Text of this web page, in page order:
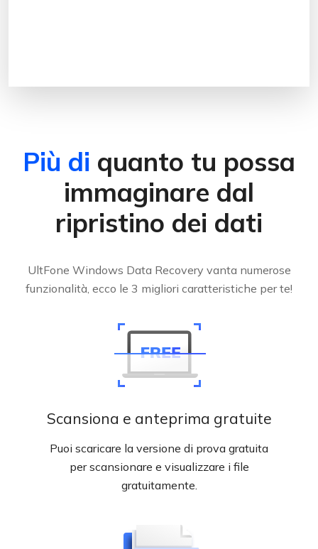
Più di quanto tu possa
immaginare dal
ripristino dei dati
UltFone Windows Data Recovery vanta numerose
funzionalità, ecco le 3 migliori caratteristiche per te!
Scansiona e anteprima gratuite
Puoi scaricare la versione di prova gratuita
per scansionare e visualizzare i file
gratuitamente.